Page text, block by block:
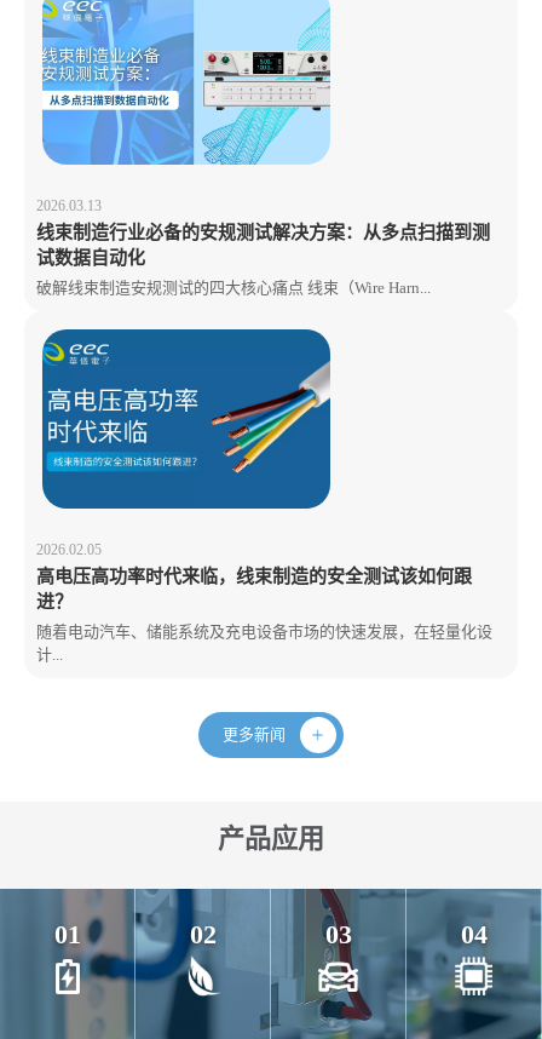
2026.03.13
线束制造行业必备的安规测试解决方案：从多点扫描到测
试数据自动化
破解线束制造安规测试的四大核心痛点 线束（Wire Harn...
2026.02.05
高电压高功率时代来临，线束制造的安全测试该如何跟
进？
随着电动汽车、储能系统及充电设备市场的快速发展，在轻量化设
计...
更多新闻
产品应用
01 02 03 04